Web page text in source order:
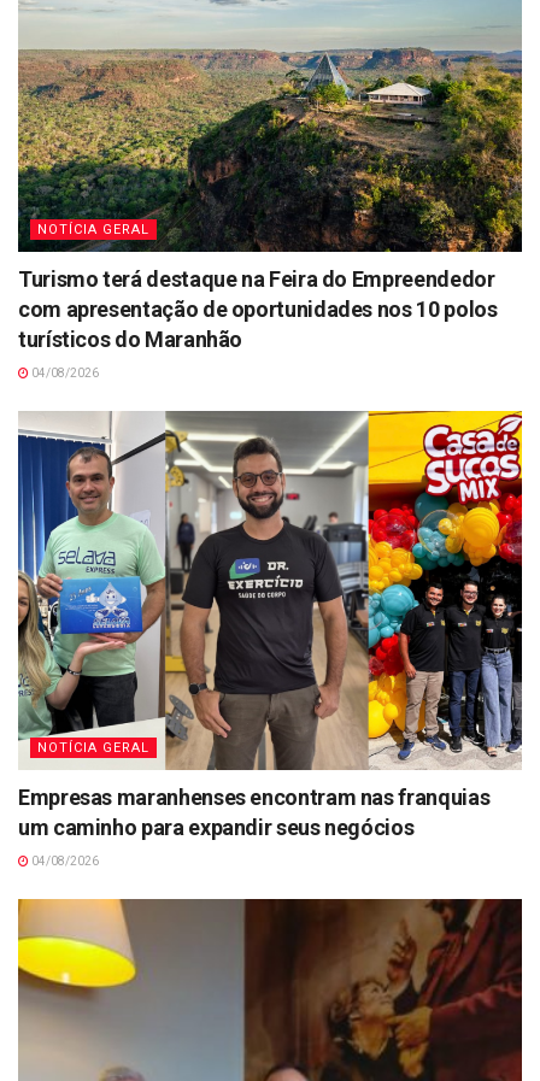
NOTÍCIA GERAL
Turismo terá destaque na Feira do Empreendedor
com apresentação de oportunidades nos 10 polos
turísticos do Maranhão
04/08/2026
NOTÍCIA GERAL
Empresas maranhenses encontram nas franquias
um caminho para expandir seus negócios
04/08/2026